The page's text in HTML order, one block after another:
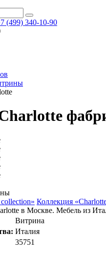
(499) 340-10-90
Коллекция
в Москве. Мебель из
Витрина
Италия
35751